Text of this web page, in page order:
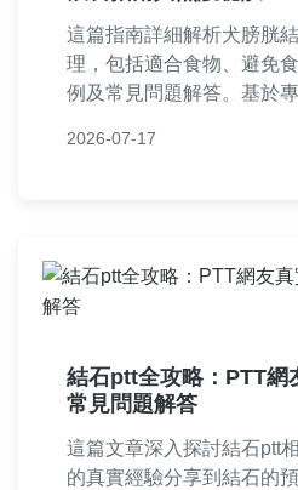
這篇指南詳細解析犬膀胱
理，包括適合食物、避免
例及常見問題解答。基於
2026-07-17
結石ptt全攻略：PTT網
常見問題解答
這篇文章深入探討結石ptt
的真實經驗分享到結石的